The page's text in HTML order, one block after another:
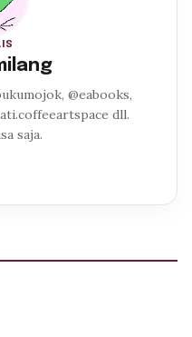
@eabooks,
dll.
saja.